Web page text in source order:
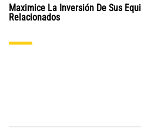
Maximice La Inversión De Sus
Relacionados